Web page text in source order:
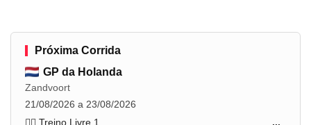
Próxima Corrida
GP da Holanda
Zandvoort
21/08/2026 a 23/08/2026
🏋️‍♂️ Treino Livre 1
...